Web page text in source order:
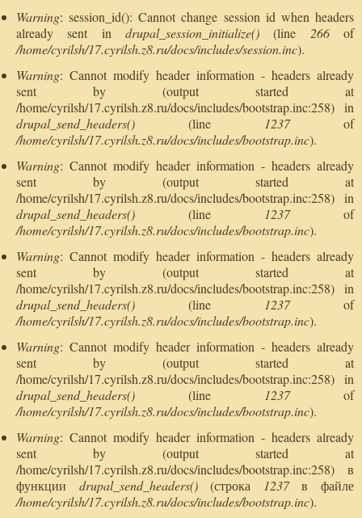
Warning: session_id(): Cannot change session id when headers
already sent in drupal_session_initialize() (line 266of
/home/cyrilsh/17.cyrilsh.z8.ru/docs/includes/session.inc).
Warning: Cannot modify header information - headers already
sent by (output started at
/home/cyrilsh/17.cyrilsh.z8.ru/docs/includes/bootstrap.inc:258) in
drupal_send_headers() (line 1237of
/home/cyrilsh/17.cyrilsh.z8.ru/docs/includes/bootstrap.inc).
Warning: Cannot modify header information - headers already
sent by (output started at
/home/cyrilsh/17.cyrilsh.z8.ru/docs/includes/bootstrap.inc:258) in
drupal_send_headers() (line 1237of
/home/cyrilsh/17.cyrilsh.z8.ru/docs/includes/bootstrap.inc).
Warning: Cannot modify header information - headers already
sent by (output started at
/home/cyrilsh/17.cyrilsh.z8.ru/docs/includes/bootstrap.inc:258) in
drupal_send_headers() (line 1237of
/home/cyrilsh/17.cyrilsh.z8.ru/docs/includes/bootstrap.inc).
Warning: Cannot modify header information - headers already
sent by (output started at
/home/cyrilsh/17.cyrilsh.z8.ru/docs/includes/bootstrap.inc:258) in
drupal_send_headers() (line 1237of
/home/cyrilsh/17.cyrilsh.z8.ru/docs/includes/bootstrap.inc).
Warning: Cannot modify header information - headers already
sent by (output started at
/home/cyrilsh/17.cyrilsh.z8.ru/docs/includes/bootstrap.inc:258) в
функции drupal_send_headers()(строка 1237в файле
/home/cyrilsh/17.cyrilsh.z8.ru/docs/includes/bootstrap.inc).